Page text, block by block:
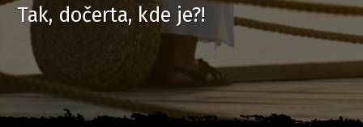
Tak, dočerta, kde je?!